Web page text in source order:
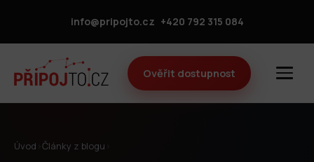
info@pripojto.cz +420 792 315 084
Ověřit dostupnost
Úvod Články z blogu